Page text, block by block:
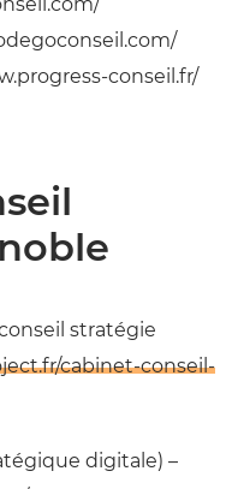
conseil.fr/
stratégie
cabinet-conseil-
digitale) –